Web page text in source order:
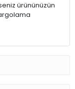
ürününüzün